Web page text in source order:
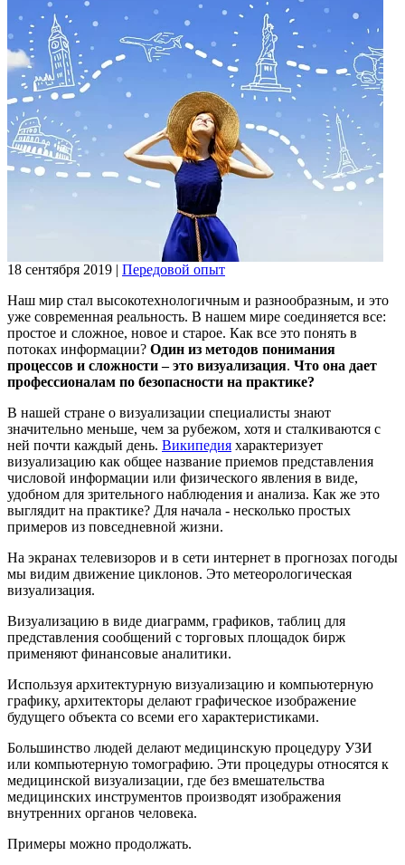
18 сентября 2019 | Передовой опыт
Наш мир стал высокотехнологичным и разнообразным, и это
уже современная реальность. В нашем мире соединяется все:
простое и сложное, новое и старое. Как все это понять в
потоках информации? Один из методов понимания
процессов и сложности – это визуализация. Что она дает
профессионалам по безопасности на практике?
В нашей стране о визуализации специалисты знают
значительно меньше, чем за рубежом, хотя и сталкиваются с
ней почти каждый день. Википедия характеризует
визуализацию как общее название приемов представления
числовой информации или физического явления в виде,
удобном для зрительного наблюдения и анализа. Как же это
выглядит на практике? Для начала - несколько простых
примеров из повседневной жизни.
На экранах телевизоров и в сети интернет в прогнозах погоды
мы видим движение циклонов. Это метеорологическая
визуализация.
Визуализацию в виде диаграмм, графиков, таблиц для
представления сообщений с торговых площадок бирж
применяют финансовые аналитики.
Используя архитектурную визуализацию и компьютерную
графику, архитекторы делают графическое изображение
будущего объекта со всеми его характеристиками.
Большинство людей делают медицинскую процедуру УЗИ
или компьютерную томографию. Эти процедуры относятся к
медицинской визуализации, где без вмешательства
медицинских инструментов производят изображения
внутренних органов человека.
Примеры можно продолжать.